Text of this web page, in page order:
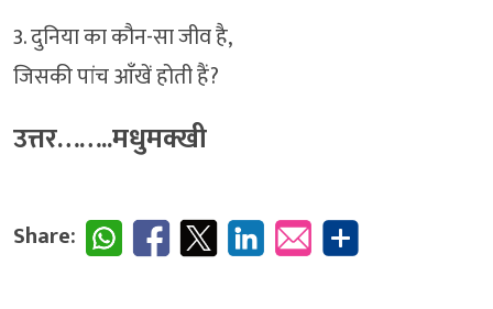
3. दुनिया का कौन-सा जीव है,
जिसकी पांच आँखें होती हैं?
उत्तर……..मधुमक्खी
Share: